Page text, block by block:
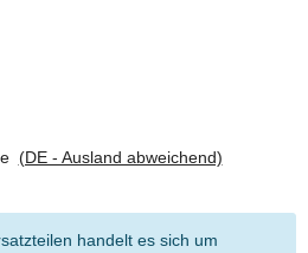
(DE - Ausland abweichend)
handelt es sich um